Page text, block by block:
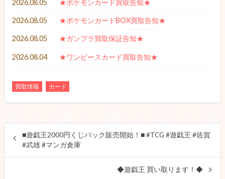
2026.08.05 ★ポケモンカード買取告知★
2026.08.05 ★ポケモンカードBOX買取告知★
2026.08.05 ★ガンプラ買取保証告知★
2026.08.04 ★ワンピースカード買取告知★
買取情報 カード
■遊戯王2000円くじパック販売開始！■ #TCG #遊戯王 #佐賀
#武雄 #マンガ倉庫
◆遊戯王 買い取ります！◆